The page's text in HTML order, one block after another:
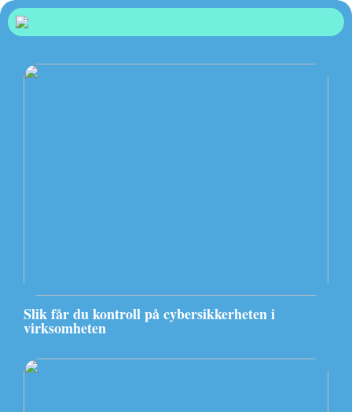
Slik får du kontroll på cybersikkerheten i
virksomheten